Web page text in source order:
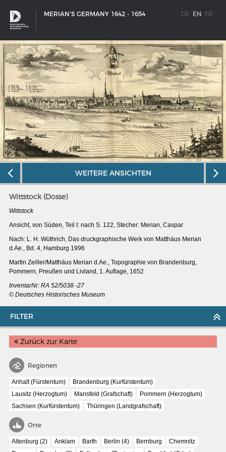
MERIAN'S GERMANY 1642 - 1654 DE EN FR
SHIP TYPES
Milestones in the history of European shipbuilding
MERIAN'S GERMANY 1642 - 1654
Interaktive Karte
Image gallery
FILTER
Zurück zur Karte
Regionen
Anhalt (Fürstentum)
Brandenburg (Kurfürstentum)
Lausitz (Herzogtum)
Mansfeld (Grafschaft)
Pommern (Herzogtum)
Sachsen (Kurfürstentum)
Thüringen (Landgrafschaft)
Orte
Altenburg (2) Anklam Barth Berlin (4) Bernburg
Chemnitz
WEITERE ANSICHTEN
Wittstock (Dosse)
Wittstock
Ansicht, von Süden, Teil I: nach S. 122, Stecher: Merian, Caspar
Nach: L. H. Wüthrich, Das druckgraphische Werk von Matthäus Merian
d.Ae., Bd. 4, Hamburg 1996
Martin Zeiller/Matthäus Merian d.Ae., Topographie von Brandenburg,
Pommern, Preußen und Livland, 1. Auflage, 1652
InventarNr: RA 52/5038 -27
© Deutsches Historisches Museum